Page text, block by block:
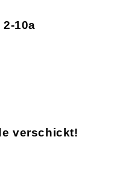
10a
verschickt!